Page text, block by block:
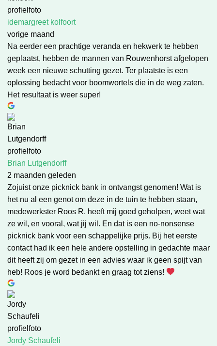
idemargreet kolfoort
vorige maand
Na eerder een prachtige veranda en hekwerk te hebben
geplaatst, hebben de mannen van Rouwenhorst afgelopen
week een nieuwe schutting gezet. Ter plaatste is een
oplossing bedacht voor boomwortels die in de weg zaten.
Het resultaat is weer super!
Brian Lutgendorff
2 maanden geleden
Zojuist onze picknick bank in ontvangst genomen! Wat is
het nu al een genot om deze in de tuin te hebben staan,
medewerkster Roos R. heeft mij goed geholpen, weet wat
ze wil, en vooral, wat jij wil. En dat is een no-nonsense
picknick bank voor een schappelijke prijs. Bij het eerste
contact had ik een hele andere opstelling in gedachte maar
dit heeft zij om gezet in een advies waar ik geen spijt van
heb! Roos je word bedankt en graag tot ziens!
Jordy Schaufeli